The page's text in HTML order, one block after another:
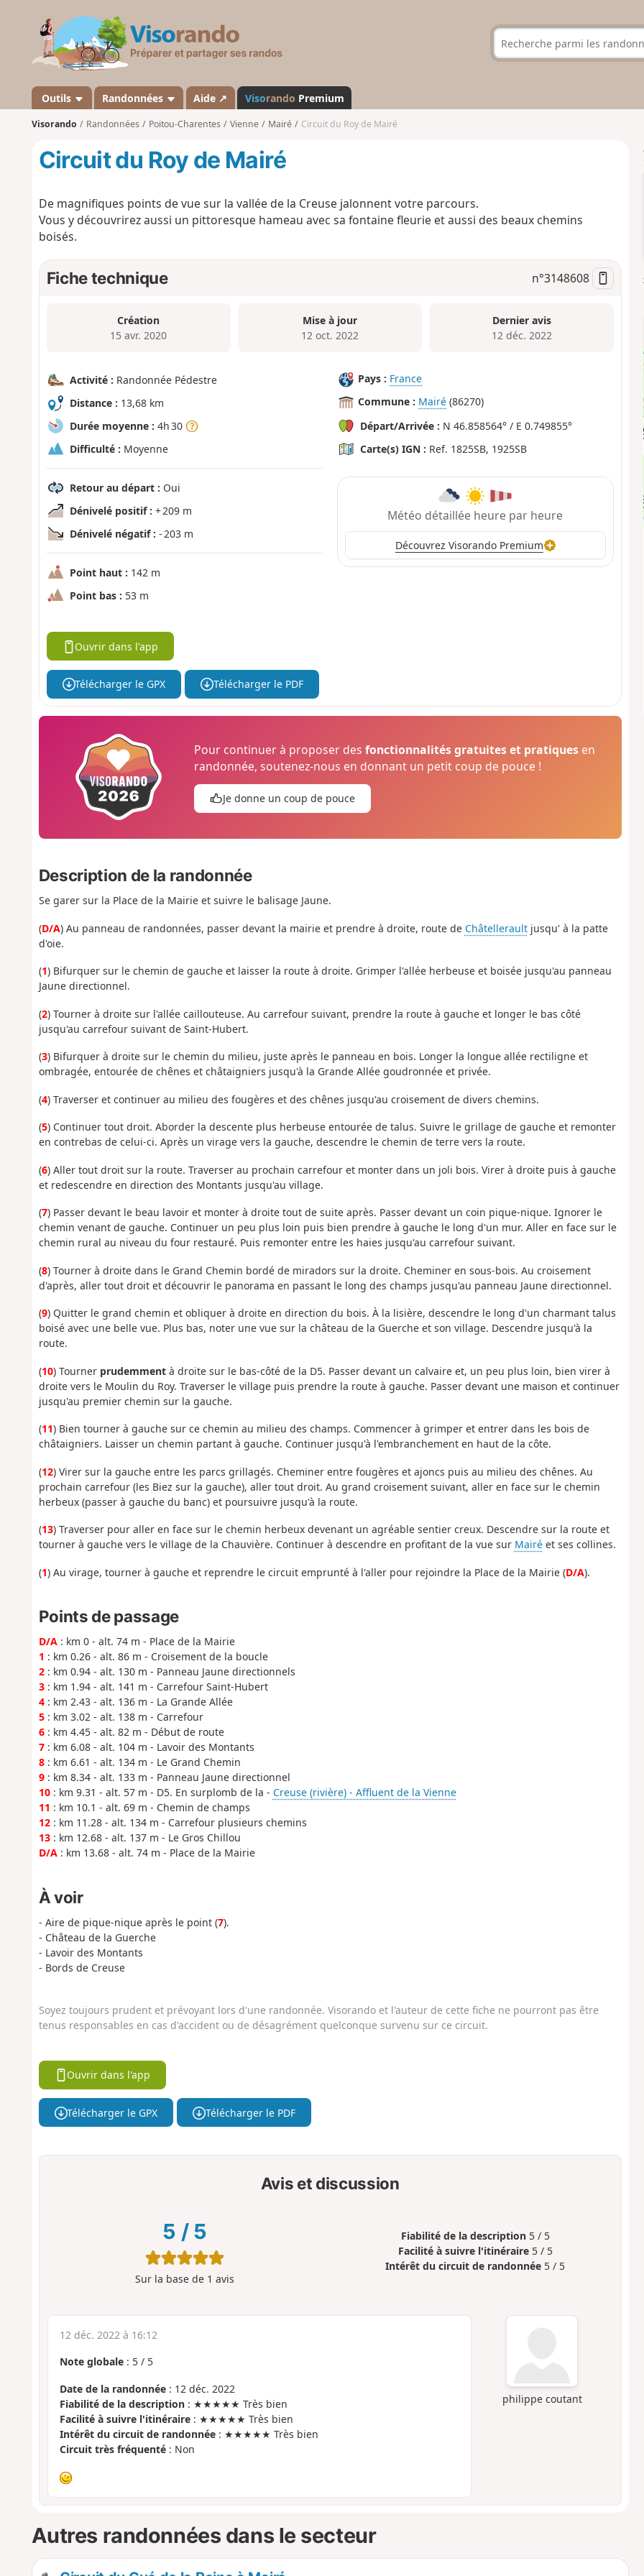
s
a
n
d
Outils Randonnées Aide ↗ Visorando Premium
Visorando Randonnées Poitou-Charentes Vienne Mairé Circuit du Roy de Mairé
Circuit du Roy de Mairé
De magnifiques points de vue sur la vallée de la Creuse jalonnent votre parcours.
Vous y découvrirez aussi un pittoresque hameau avec sa fontaine fleurie et aussi des beaux chemins
boisés.
Fiche technique n°3148608
Création
15 avr. 2020
Mise à jour
12 oct. 2022
Dernier avis
12 déc. 2022
Activité : Randonnée Pédestre
Distance : 13,68 km
Durée moyenne : 4h 30
Difficulté : Moyenne
Retour au départ : Oui
Dénivelé positif : + 209 m
Dénivelé négatif : - 203 m
Point haut : 142 m
Point bas : 53 m
Pays : France
Commune : Mairé (86270)
Départ/Arrivée : N 46.858564° / E 0.749855°
Carte(s) IGN : Ref. 1825SB, 1925SB
Météo détaillée heure par heure
Découvrez Visorando Premium
Ouvrir dans l'app
Télécharger le GPX Télécharger le PDF
Pour continuer à proposer desfonctionnalités gratuites et pratiques en
randonnée, soutenez-nous en donnant un petit coup de pouce !
Je donne un coup de pouce
Description de la randonnée
Se garer sur la Place de la Mairie et suivre le balisage Jaune.
(D/A) Au panneau de randonnées, passer devant la mairie et prendre à droite, route de Châtelleraultjusqu' à la patte
d'oie.
(1) Bifurquer sur le chemin de gauche et laisser la route à droite. Grimper l'allée herbeuse et boisée jusqu'au panneau
Jaune directionnel.
(2) Tourner à droite sur l'allée caillouteuse. Au carrefour suivant, prendre la route à gauche et longer le bas côté
jusqu'au carrefour suivant de Saint-Hubert.
(3) Bifurquer à droite sur le chemin du milieu, juste après le panneau en bois. Longer la longue allée rectiligne et
ombragée, entourée de chênes et châtaigniers jusqu'à la Grande Allée goudronnée et privée.
(4) Traverser et continuer au milieu des fougères et des chênes jusqu'au croisement de divers chemins.
(5) Continuer tout droit. Aborder la descente plus herbeuse entourée de talus. Suivre le grillage de gauche et remonter
en contrebas de celui-ci. Après un virage vers la gauche, descendre le chemin de terre vers la route.
(6) Aller tout droit sur la route. Traverser au prochain carrefour et monter dans un joli bois. Virer à droite puis à gauche
et redescendre en direction des Montants jusqu'au village.
(7) Passer devant le beau lavoir et monter à droite tout de suite après. Passer devant un coin pique-nique. Ignorer le
chemin venant de gauche. Continuer un peu plus loin puis bien prendre à gauche le long d'un mur. Aller en face sur le
chemin rural au niveau du four restauré. Puis remonter entre les haies jusqu'au carrefour suivant.
(8) Tourner à droite dans le Grand Chemin bordé de miradors sur la droite. Cheminer en sous-bois. Au croisement
d'après, aller tout droit et découvrir le panorama en passant le long des champs jusqu'au panneau Jaune directionnel.
(9) Quitter le grand chemin et obliquer à droite en direction du bois. À la lisière, descendre le long d'un charmant talus
boisé avec une belle vue. Plus bas, noter une vue sur la château de la Guerche et son village. Descendre jusqu'à la
route.
(10) Tourner prudemmentà droite sur le bas-côté de la D5. Passer devant un calvaire et, un peu plus loin, bien virer à
droite vers le Moulin du Roy. Traverser le village puis prendre la route à gauche. Passer devant une maison et continuer
jusqu'au premier chemin sur la gauche.
(11) Bien tourner à gauche sur ce chemin au milieu des champs. Commencer à grimper et entrer dans les bois de
châtaigniers. Laisser un chemin partant à gauche. Continuer jusqu'à l'embranchement en haut de la côte.
(12) Virer sur la gauche entre les parcs grillagés. Cheminer entre fougères et ajoncs puis au milieu des chênes. Au
prochain carrefour (les Biez sur la gauche), aller tout droit. Au grand croisement suivant, aller en face sur le chemin
herbeux (passer à gauche du banc) et poursuivre jusqu'à la route.
(13) Traverser pour aller en face sur le chemin herbeux devenant un agréable sentier creux. Descendre sur la route et
tourner à gauche vers le village de la Chauvière. Continuer à descendre en profitant de la vue sur Mairéet ses collines.
(1) Au virage, tourner à gauche et reprendre le circuit emprunté à l'aller pour rejoindre la Place de la Mairie (D/A).
Points de passage
D/A: km 0 - alt. 74 m - Place de la Mairie
1 : km 0.26 - alt. 86 m - Croisement de la boucle
2: km 0.94 - alt. 130 m - Panneau Jaune directionnels
3: km 1.94 - alt. 141 m - Carrefour Saint-Hubert
4: km 2.43 - alt. 136 m - La Grande Allée
5: km 3.02 - alt. 138 m - Carrefour
6: km 4.45 - alt. 82 m - Début de route
7: km 6.08 - alt. 104 m - Lavoir des Montants
8: km 6.61 - alt. 134 m - Le Grand Chemin
9: km 8.34 - alt. 133 m - Panneau Jaune directionnel
10: km 9.31 - alt. 57 m - D5. En surplomb de la - Creuse (rivière) - Affluent de la Vienne
11 : km 10.1 - alt. 69 m - Chemin de champs
12: km 11.28 - alt. 134 m - Carrefour plusieurs chemins
13: km 12.68 - alt. 137 m - Le Gros Chillou
D/A: km 13.68 - alt. 74 m - Place de la Mairie
À voir
- Aire de pique-nique après le point (7).
- Château de la Guerche
- Lavoir des Montants
- Bords de Creuse
Soyez toujours prudent et prévoyant lors d'une randonnée. Visorando et l'auteur de cette fiche ne pourront pas être
tenus responsables en cas d'accident ou de désagrément quelconque survenu sur ce circuit.
Ouvrir dans l'app
Télécharger le GPX Télécharger le PDF
Avis et discussion
5 / 5
Sur la base de 1 avis
Fiabilité de la description 5 / 5
Facilité à suivre l'itinéraire 5 / 5
Intérêt du circuit de randonnée 5 / 5
philippe coutant
12 déc. 2022 à 16:12
Note globale: 5/ 5
Date de la randonnée: 12 déc. 2022
Fiabilité de la description: ★★★★★ Très bien
Facilité à suivre l'itinéraire: ★★★★★ Très bien
Intérêt du circuit de randonnée: ★★★★★ Très bien
Circuit très fréquenté: Non
Autres randonnées dans le secteur